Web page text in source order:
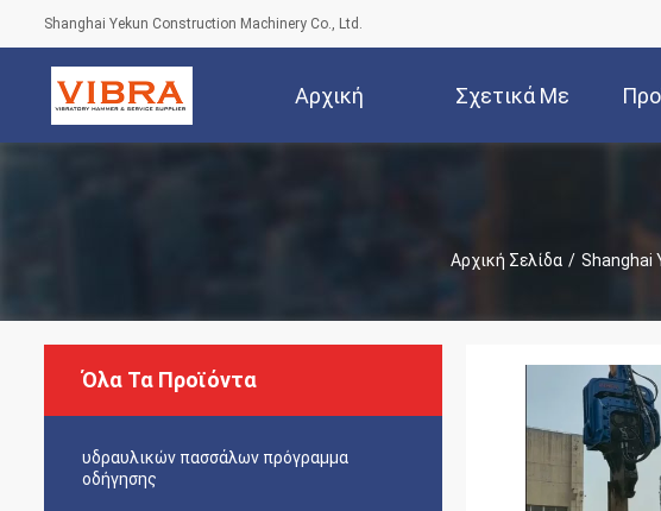
Shanghai Yekun Construction Machinery Co., Ltd.
Αρχική Σχετικά Με
Αρχική Σελίδα / Shanghai
Όλα Τα Προϊόντα
υδραυλικών πασσάλων πρόγραμμα
οδήγησης